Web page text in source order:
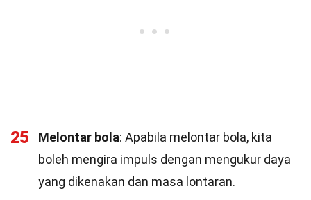
25 Melontar bola: Apabila melontar bola, kita
boleh mengira impuls dengan mengukur daya
yang dikenakan dan masa lontaran.